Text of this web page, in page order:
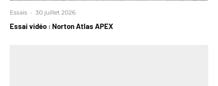
Essais · 30 juillet 2026
Essai vidéo : Norton Atlas APEX